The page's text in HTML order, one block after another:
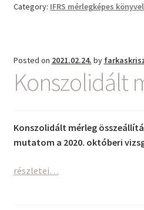
2024.
IAS38
Immateriális
javak
Category: IFRS mérlegképes
Posted on 2021.02.24. by
Konszolidált
Konszolidált mérleg
mutatom a 2020. októberi
Konszolidált
részletei…